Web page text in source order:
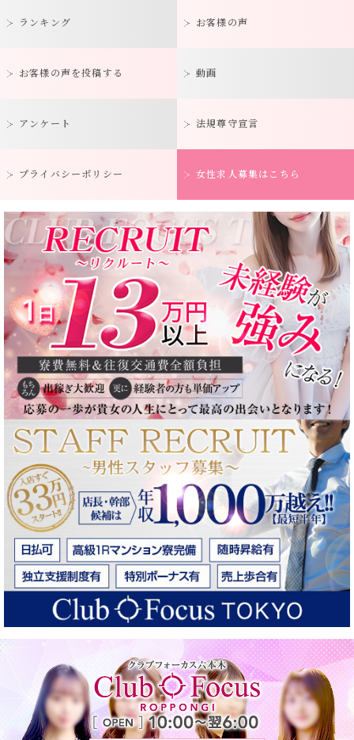
ランキング お客様の声
お客様の声を投稿する 動画
アンケート 法規尊守宣言
プライバシーポリシー 女性求人募集はこちら